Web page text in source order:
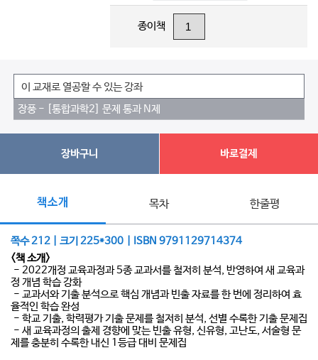
종이책
이 교재로 열공할 수 있는 강좌
장풍 - [통합과학2] 문제 통과 N제
장바구니 바로결제
책소개 목차 한줄평
쪽수 212 | 크기 225*300 | ISBN 9791129714374
<책 소개>
- 2022개정 교육과정과 5종 교과서를 철저히 분석, 반영하여 새 교육과
정 개념 학습 강화
- 교과서와 기출 분석으로 핵심 개념과 빈출 자료를 한 번에 정리하여 효
율적인 학습 완성
- 학교 기출, 학력평가 기출 문제를 철저히 분석, 선별 수록한 기출 문제집
- 새 교육과정의 출제 경향에 맞는 빈출 유형, 신유형, 고난도, 서술형 문
제를 충분히 수록한 내신 1등급 대비 문제집